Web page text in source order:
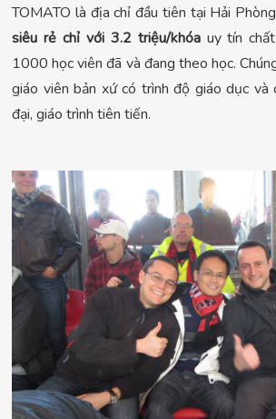
TOMATO là địa chỉ đầu tiên tại Hải Phòng
siêu rẻ chỉ với 3.2 triệu/khóauy tín
1000 học viên đã và đang theo học.
giáo viên bản xứ có trình độ giáo dục và
đại, giáo trình tiên tiến.